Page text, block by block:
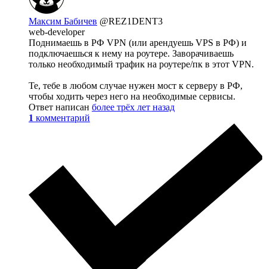
Максим Бабичев @REZ1DENT3
web-developer
Поднимаешь в РФ VPN (или арендуешь VPS в РФ) и
подключаешься к нему на роутере. Заворачиваешь
только необходимый трафик на роутере/пк в этот VPN.
Те, тебе в любом случае нужен мост к серверу в РФ,
чтобы ходить через него на необходимые сервисы.
Ответ написан более трёх лет назад
1 комментарий